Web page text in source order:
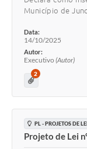
Município de
Data:
14/10/2025
Autor:
Executivo (Autor)
2
PL - PROJETOS DE
Projeto de Lei